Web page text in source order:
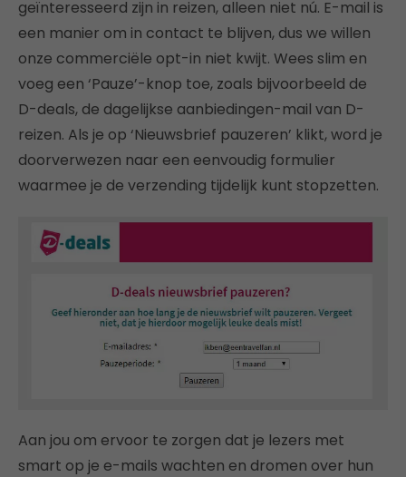
geïnteresseerd zijn in reizen, alleen niet nú. E-mail is
een manier om in contact te blijven, dus we willen
onze commerciële opt-in niet kwijt. Wees slim en
voeg een ‘Pauze’-knop toe, zoals bijvoorbeeld de
D-deals, de dagelijkse aanbiedingen-mail van D-
reizen. Als je op ‘Nieuwsbrief pauzeren’ klikt, word je
doorverwezen naar een eenvoudig formulier
waarmee je de verzending tijdelijk kunt stopzetten.
Aan jou om ervoor te zorgen dat je lezers met
smart op je e-mails wachten en dromen over hun